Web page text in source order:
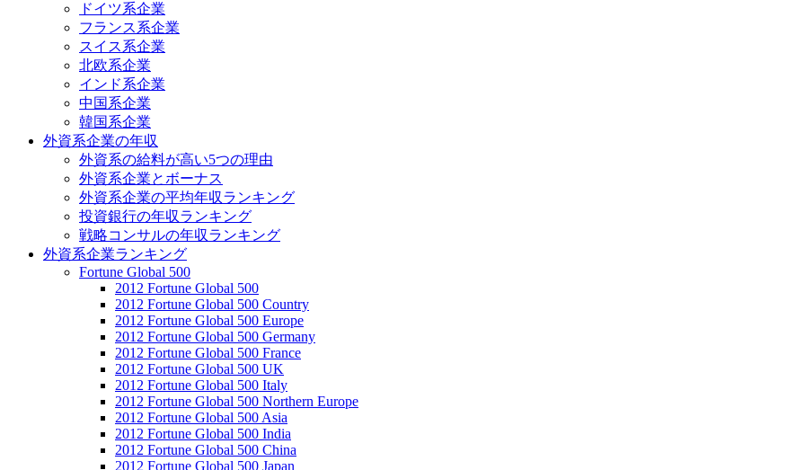
ドイツ系企業
フランス系企業
スイス系企業
北欧系企業
インド系企業
中国系企業
韓国系企業
外資系企業の年収
外資系の給料が高い5つの理由
外資系企業とボーナス
外資系企業の平均年収ランキング
投資銀行の年収ランキング
戦略コンサルの年収ランキング
外資系企業ランキング
Fortune Global 500
2012 Fortune Global 500
2012 Fortune Global 500 Country
2012 Fortune Global 500 Europe
2012 Fortune Global 500 Germany
2012 Fortune Global 500 France
2012 Fortune Global 500 UK
2012 Fortune Global 500 Italy
2012 Fortune Global 500 Northern Europe
2012 Fortune Global 500 Asia
2012 Fortune Global 500 India
2012 Fortune Global 500 China
2012 Fortune Global 500 Japan